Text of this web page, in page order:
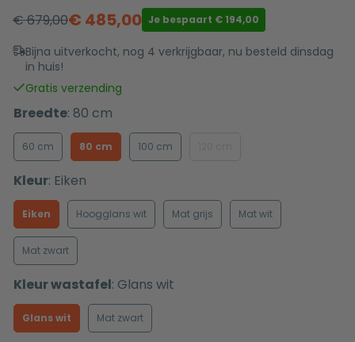
€679,00
Oorspronkelijke
prijs
was:
€ 679,00.
€ 485,00
Huidige
prijs
€ 485,00.
Je bespaart € 194,00
Bijna uitverkocht, nog 4 verkrijgbaar, nu besteld dinsdag
in huis!
Gratis verzending
Breedte: 80 cm
60 cm 80 cm 100 cm
Kleur: Eiken
Eiken Hoogglans wit Mat grijs Mat wit
Mat zwart
Kleur wastafel: Glans wit
Glans wit Mat zwart